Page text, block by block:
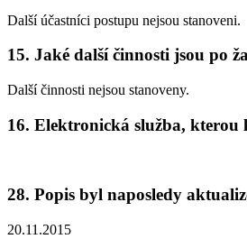
Další účastníci postupu nejsou stanoveni.
15. Jaké další činnosti jsou po
Další činnosti nejsou stanoveny.
16. Elektronická služba, kterou
28. Popis byl naposledy
20.11.2015